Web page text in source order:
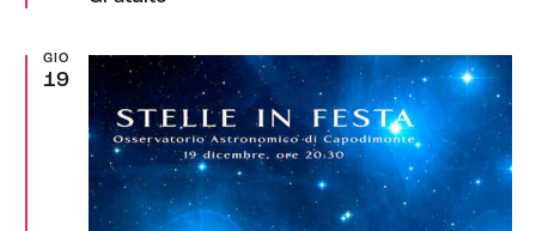
i
GIO
19